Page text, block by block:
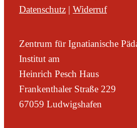
Datenschutz | Widerruf
Zentrum für Ignatianische
Institut am
Heinrich Pesch Haus
Frankenthaler Straße 229
67059 Ludwigshafen